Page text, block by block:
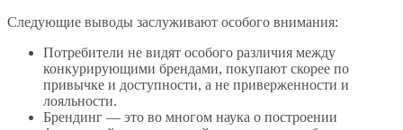
Следующие выводы заслуживают особого внимания:
Потребители не видят особого различия между
конкурирующими брендами, покупают скорее по
привычке и доступности, а не приверженности и
лояльности.
Брендинг — это во многом наука о построении